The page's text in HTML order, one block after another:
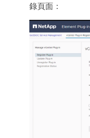
錄頁面：